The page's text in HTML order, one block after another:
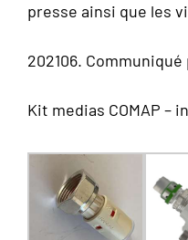
presse ainsi que les
202106.
Kit medias COMAP –